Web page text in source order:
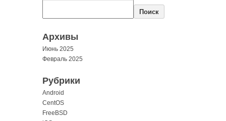
Поиск
Архивы
Июнь 2025
Февраль 2025
Рубрики
Android
CentOS
FreeBSD